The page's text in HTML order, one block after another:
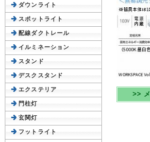
>>
ダウンライト
スポットライト
配線ダクトレール
イルミネーション
スタンド
デスクスタンド
エクステリア
門柱灯
玄関灯
フットライト